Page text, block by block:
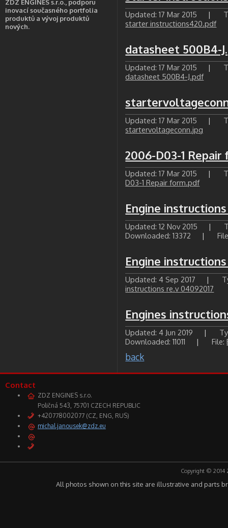
Updated: 17 Mar 2015 |
starter instructions420.pdf
datasheet 500B4-
Updated: 17 Mar 2015 |
datasheet 500B4-J.pdf
Updated: 17 Mar 2015 |
startervoltageconn.jpg
2006-D03-1 Repair
Updated: 17 Mar 2015 |
D03-1 Repair form.pdf
Engine instructions
Updated: 12 Nov 2015 |
Downloaded: 13372
|
Engine
Updated: 4 Sep 2017 |
instructions re.v 04092017
Engines
Updated: 4 Jun 2019 |
Downloaded: 11011
| File:
back
ZDZ ENGINES s.r.o., podporu
inovací současného portfolia
produktů a vývoj produktů
nových.
Contact
ZDZ ENGINES s.r.o.
Poličná 543, 75701 CZECH REPUBLIC
+420778002077 (CZ, ENG, RUS)
michal.janousek@zdz.eu
Copyright © 2014
All photos shown on this site are illustrative and parts